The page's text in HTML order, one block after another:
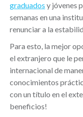
graduados y jóvenes
semanas en una
renunciar a la
Para esto, la mejor
el extranjero que le
internacional de
conocimientos
con un título en el
beneficios!